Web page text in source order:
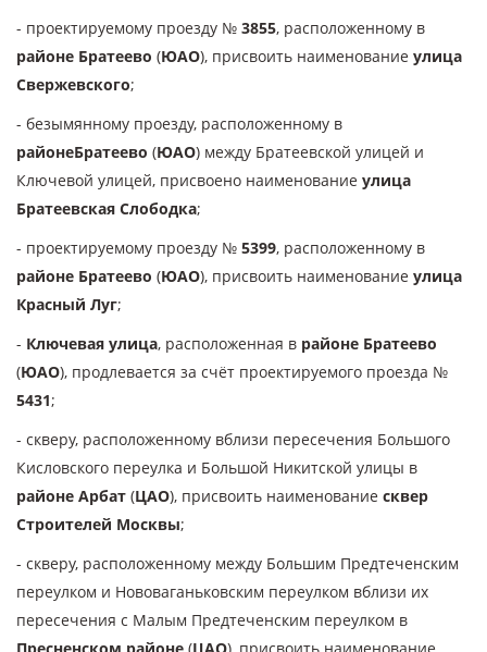
- проектируемому проезду № 3855, расположенному в
районе Братеево (ЮАО), присвоить наименование улица
Свержевского;
- безымянному проезду, расположенному в
районеБратеево (ЮАО) между Братеевской улицей и
Ключевой улицей, присвоено наименование улица
Братеевская Слободка;
- проектируемому проезду № 5399, расположенному в
районе Братеево (ЮАО), присвоить наименование улица
Красный Луг;
- Ключевая улица, расположенная в районе Братеево
(ЮАО), продлевается за счёт проектируемого проезда №
5431;
- скверу, расположенному вблизи пересечения Большого
Кисловского переулка и Большой Никитской улицы в
районе Арбат (ЦАО), присвоить наименование сквер
Строителей Москвы;
- скверу, расположенному между Большим Предтеченским
переулком и Нововаганьковским переулком вблизи их
пересечения с Малым Предтеченским переулком в